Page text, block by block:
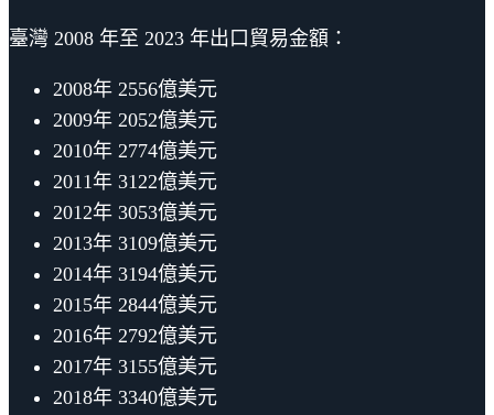
臺灣 2008 年至 2023 年出口貿易金額：
2008年 2556億美元
2009年 2052億美元
2010年 2774億美元
2011年 3122億美元
2012年 3053億美元
2013年 3109億美元
2014年 3194億美元
2015年 2844億美元
2016年 2792億美元
2017年 3155億美元
2018年 3340億美元